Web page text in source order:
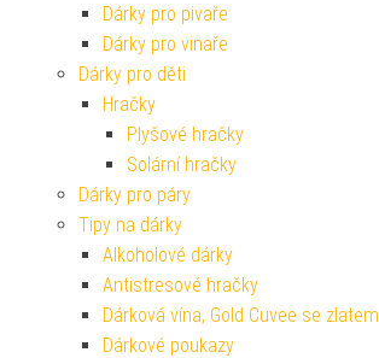
Dárky pro pivaře
Dárky pro vinaře
Dárky pro děti
Hračky
Plyšové hračky
Solární hračky
Dárky pro páry
Tipy na dárky
Alkoholové dárky
Antistresové hračky
Dárková vína, Gold Cuvee se zlatem
Dárkové poukazy